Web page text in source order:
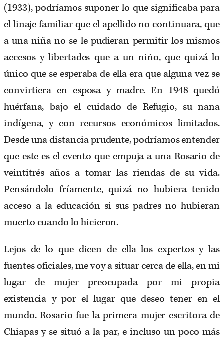
(1933), podríamos suponer lo que significaba para
el linaje familiar que el apellido no continuara, que
a una niña no se le pudieran permitir los mismos
accesos y libertades que a un niño, que quizá lo
único que se esperaba de ella era que alguna vez se
convirtiera en esposa y madre. En 1948 quedó
huérfana, bajo el cuidado de Refugio, su nana
indígena, y con recursos económicos limitados.
Desde una distancia prudente, podríamos entender
que este es el evento que empuja a una Rosario de
veintitrés años a tomar las riendas de su vida.
Pensándolo fríamente, quizá no hubiera tenido
acceso a la educación si sus padres no hubieran
muerto cuando lo hicieron.
Lejos de lo que dicen de ella los expertos y las
fuentes oficiales, me voy a situar cerca de ella, en mi
lugar de mujer preocupada por mi propia
existencia y por el lugar que deseo tener en el
mundo. Rosario fue la primera mujer escritora de
Chiapas y se situó a la par, e incluso un poco más